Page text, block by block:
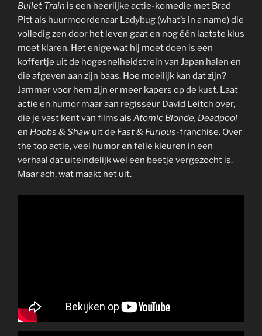
Bullet Train is een heerlijke actie-komedie met Brad
Pitt als huurmoordenaar Ladybug (what’s in a name) die
volledig zen door het leven gaat en nog één laatste klus
moet klaren. Het enige wat hij moet doen is een
koffertje uit de hogesnelheidstrein van Japan halen en
die afgeven aan zijn baas. Hoe moeilijk kan dat zijn?
Jammer voor hem zijn er meer kapers op de kust. Laat
actie en humor maar aan regisseur David Leitch over,
die je vast kent van films als Atomic Blonde, Deadpool
en Hobbs & Shaw uit de Fast & Furious-franchise. Over
the top actie, veel humor en felle kleuren in een
verhaal dat uiteindelijk wel een beetje vergezocht is.
Maar ach, wat maakt het uit.